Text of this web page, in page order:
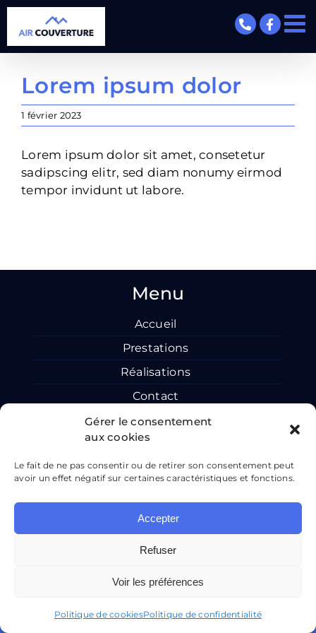
Gérer le consentement
aux cookies
Le fait de ne pas consentir ou de retirer son consentement peut
avoir un effet négatif sur certaines caractéristiques et fonctions.
Accepter
Refuser
Voir les préférences
Politique de cookiesPolitique de confidentialité
Passer
contenu
Lorem ipsum dolor
1 février 2023
Lorem ipsum dolor sit amet, consetetur
sadipscing elitr, sed diam nonumy eirmod
tempor invidunt ut labore.
Menu
Accueil
Prestations
Réalisations
Contact
AIR COUVERTURE
Mentions légales
Plan de site